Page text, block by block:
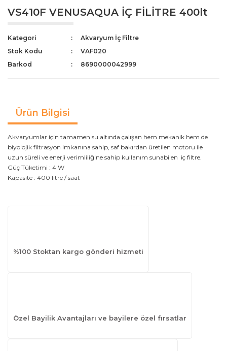
VS410F VENUSAQUA İÇ FİLİTRE 400lt
Kategori
Akvaryum İç Filtre
Stok Kodu
VAF020
Barkod
8690000042999
Ürün Bilgisi
Akvaryumlar için tamamen su altında çalışan hem mekanik hem de
biyolojik filtrasyon imkanına sahip, saf bakırdan üretilen motoru ile
uzun süreli ve enerji verimliliğine sahip kullanım sunabilen iç filtre.
Güç Tüketimi : 4 W
Kapasite : 400 litre / saat
%100 Stoktan kargo gönderi hizmeti
Özel Bayilik Avantajları ve bayilere özel fırsatlar